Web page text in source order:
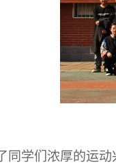
同学们浓厚的运